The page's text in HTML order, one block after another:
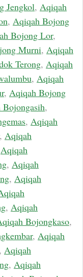
Jengkol, Aqiqah
, Aqiqah Bojong
Bojong Lor,
Murni, Aqiqah
Terong, Aqiqah
, Aqiqah
, Aqiqah Bojong
,
, Aqiqah
, Aqiqah
Aqiqah
, Aqiqah
, Aqiqah
, Aqiqah
Bojongkaso,
, Aqiqah
, Aqiqah
, Aqiqah